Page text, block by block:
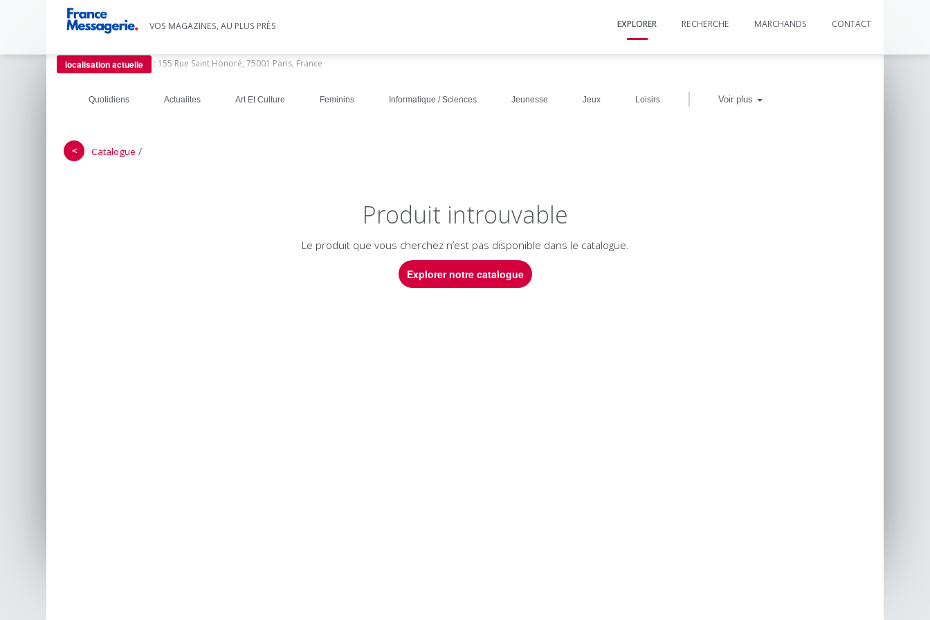
VOS MAGAZINES, AU PLUS PRÈS EXPLORER RECHERCHE MARCHANDS CONTACT
localisation actuelle : 155 Rue Saint Honoré, 75001 Paris, France
Quotidiens Actualites Art Et Culture Feminins Informatique / Sciences Jeunesse Jeux Loisirs | Voir plus
＜ Catalogue /
Produit introuvable
Le produit que vous cherchez n’est pas disponible dans le catalogue.
Explorer notre catalogue